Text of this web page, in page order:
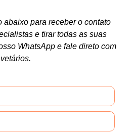
abaixo para receber o contato
e tirar todas as suas
WhatsApp e fale direto com